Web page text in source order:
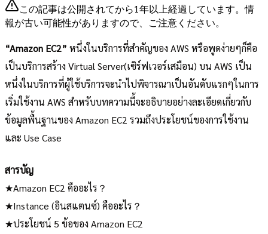
この記事は公開されてから1年以上経過しています。情
報が古い可能性がありますので、ご注意ください。
“Amazon EC2” หนึ่งในบริการที่สำคัญของ AWS หรือพูดง่ายๆก็คือ
เป็นบริการสร้าง Virtual Server(เซิร์ฟเวอร์เสมือน) บน AWS เป็น
หนึ่งในบริการที่ผู้ใช้บริการจะนำไปพิจารณาเป็นอันดับแรกๆในการ
เริ่มใช้งาน AWS สำหรับบทความนี้จะอธิบายอย่างละเอียดเกี่ยวกับ
ข้อมูลพื้นฐานของ Amazon EC2 รวมถึงประโยชน์ของการใช้งาน
และ Use Case
สารบัญ
★Amazon EC2 คืออะไร？
★Instance (อินสแตนซ์) คืออะไร？
★ประโยชน์ 5 ข้อของ Amazon EC2